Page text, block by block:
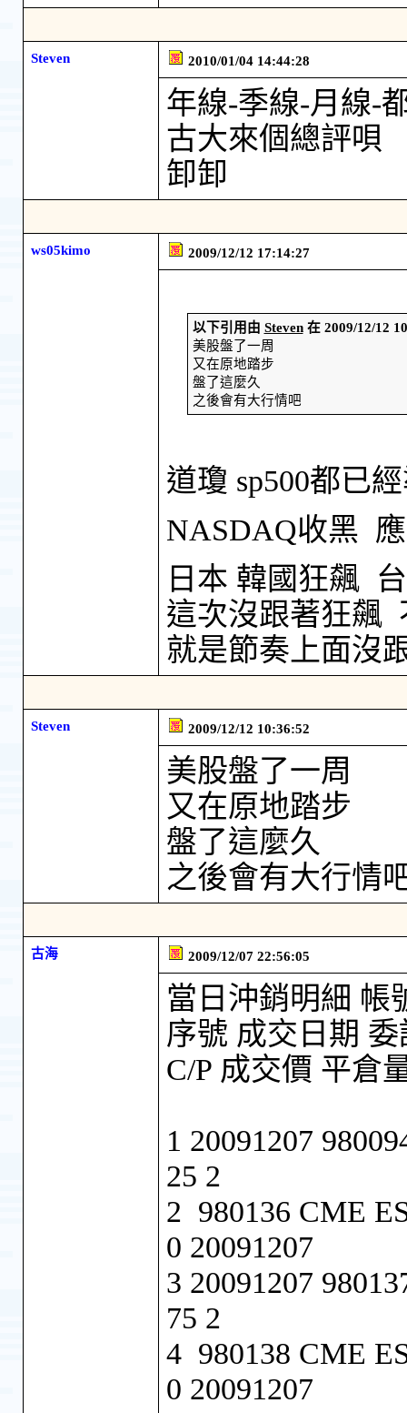
Steven 2010/01/04 14:44:28
年線-季線-月線-
古大來個總評唄
卸卸
ws05kimo 2009/12/12 17:14:27
以下引用由 Steven在 2009/12/12
美股盤了一周
又在原地踏步
盤了這麼久
之後會有大行情吧
道瓊 sp500都已
NASDAQ收黑
日本 韓國狂飆
這次沒跟著狂飆
就是節奏上面沒
Steven 2009/12/12 10:36:52
美股盤了一周
又在原地踏步
盤了這麼久
之後會有大行情
古海 2009/12/07 22:56:05
當日沖銷明細 帳
序號 成交日期
C/P 成交價 平倉
1 20091207
25 2
2 980136 CME
0 20091207
3 20091207
75 2
4 980138 CME
0 20091207